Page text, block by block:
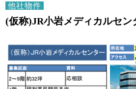
他社物件
(仮称)JR小岩メディカルセ